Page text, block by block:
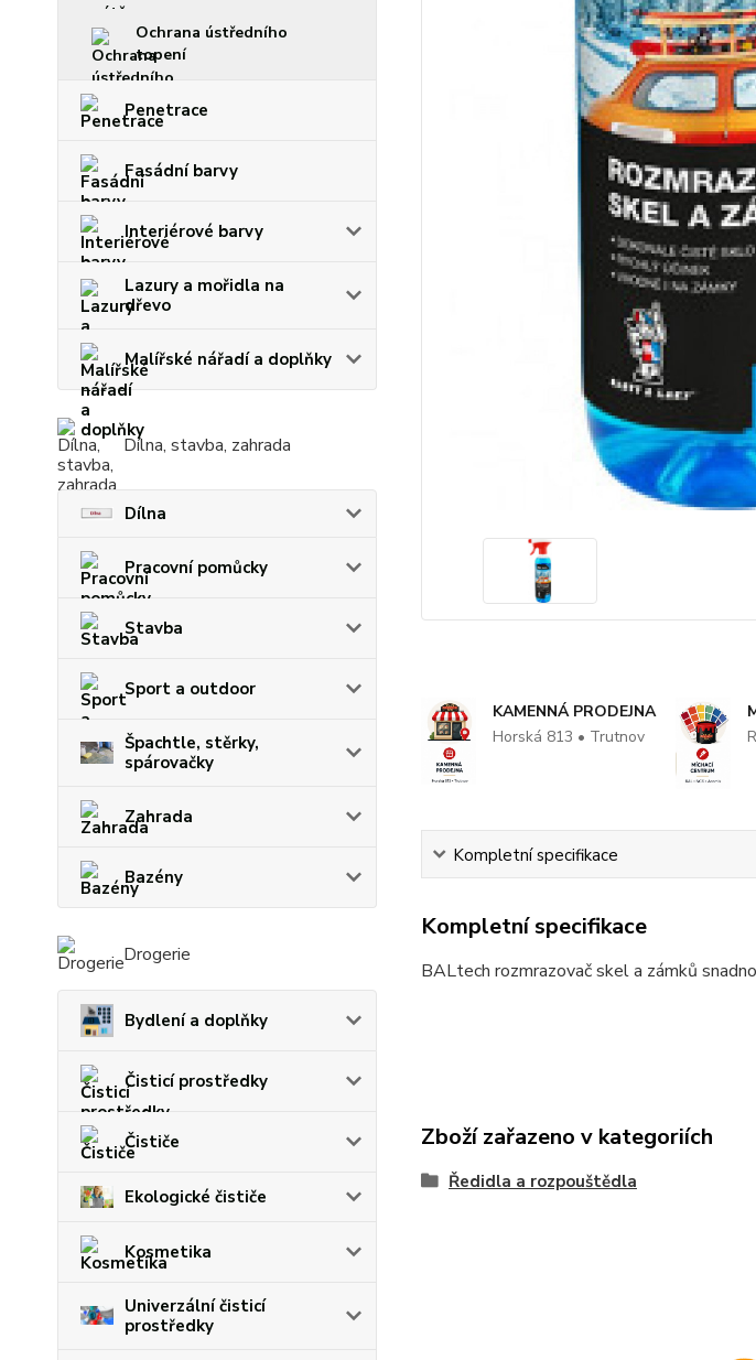
Ochrana ústředního
topení
Penetrace
Fasádní barvy
Interiérové barvy
Lazury a mořidla na
dřevo
Malířské nářadí a doplňky
Dílna, stavba, zahrada
Dílna
Pracovní pomůcky
Stavba
Sport a outdoor
Špachtle, stěrky,
spárovačky
Zahrada
Bazény
Drogerie
Bydlení a doplňky
Čisticí prostředky
Čističe
Ekologické čističe
Kosmetika
Univerzální čisticí
prostředky
KAMENNÁ PRODEJNA
Horská 813 • Trutnov
Kompletní specifikace
Kompletní specifikace
BALtech rozmrazovač skel a zámků
Zboží zařazeno v kategoriích
Ředidla a rozpouštědla